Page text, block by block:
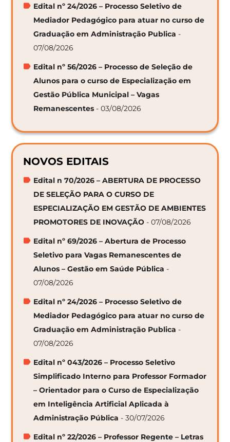
Edital nº 24/2026 – Processo Seletivo de
Mediador Pedagógico para atuar no curso de
Graduação em Administração Publica -
07/08/2026
Edital nº 56/2026 – Processo de Seleção de
Alunos para o curso de Especialização em
Gestão Pública Municipal – Vagas
Remanescentes - 03/08/2026
NOVOS EDITAIS
Edital n 70/2026 – ABERTURA DE PROCESSO
DE SELEÇÃO PARA O CURSO DE
ESPECIALIZAÇÃO EM GESTÃO DE AMBIENTES
PROMOTORES DE INOVAÇÃO - 07/08/2026
Edital nº 69/2026 – Abertura de Processo
Seletivo para Vagas Remanescentes de
Alunos – Gestão em Saúde Pública -
07/08/2026
Edital nº 24/2026 – Processo Seletivo de
Mediador Pedagógico para atuar no curso de
Graduação em Administração Publica -
07/08/2026
Edital nº 043/2026 – Processo Seletivo
Simplificado Interno para Professor Formador
– Orientador para o Curso de Especialização
em Inteligência Artificial Aplicada à
Administração Pública - 30/07/2026
Edital nº 22/2026 – Professor Regente – Letras